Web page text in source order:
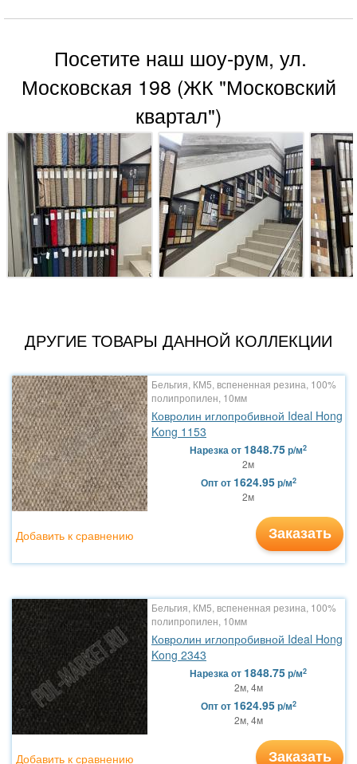
Посетите наш шоу-рум, ул.
Московская 198 (ЖК "Московский
квартал")
ДРУГИЕ ТОВАРЫ ДАННОЙ КОЛЛЕКЦИИ
Бельгия, КМ5, вспененная резина, 100%
полипропилен, 10мм
Ковролин иглопробивной Ideal Hong
Kong 1153
Нарезкаот 1848.75р/м2
2м
Оптот 1624.95р/м2
2м
Заказать
Добавить к сравнению
Бельгия, КМ5, вспененная резина, 100%
полипропилен, 10мм
Ковролин иглопробивной Ideal Hong
Kong 2343
Нарезкаот 1848.75р/м2
2м, 4м
Оптот 1624.95р/м2
2м, 4м
Заказать
Добавить к сравнению